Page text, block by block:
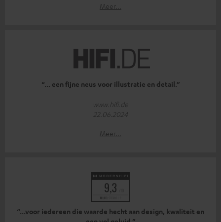
Meer...
“... een fijne neus voor illustratie en detail.”
www.hifi.de
22.06.2024
Meer...
“...voor iedereen die waarde hecht aan design, kwaliteit en